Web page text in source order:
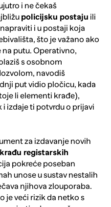
i ne čekaš
policijsku postaju ili
i u postaji koja
što je važano ako
putu. Operativno,
s osobnom
navodiš
put vidio pločicu, kada
li elementi krađe),
izdaje ti potvrdu o prijavi
za izdavanje novih
krađu registarskih
pokreće poseban
unose u sustav nestalih
njihova zlouporaba.
je veći rizik da netko s